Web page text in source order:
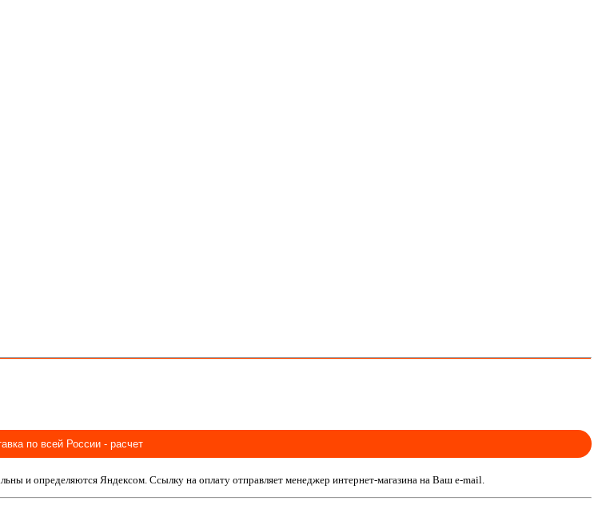
по всей России - расчет
и определяются Яндексом. Ссылку на оплату отправляет менеджер интернет-магазина на Ваш e-mail.